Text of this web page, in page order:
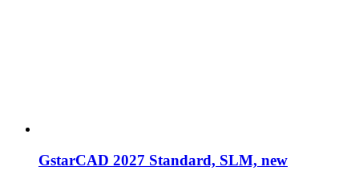
GstarCAD 2027 Standard, SLM, new